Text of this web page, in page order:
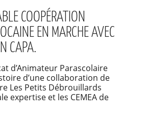
COOPÉRATION
EN MARCHE AVEC
CAPA.
d’Animateur Parascolaire
d’une collaboration de
Les Petits Débrouillards
expertise et les CEMEA de